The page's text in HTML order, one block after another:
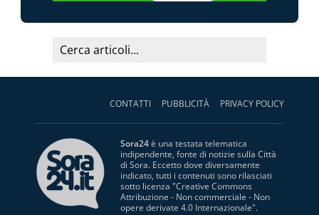
CONTATTI PUBBLICITÀ PRIVACY POLICY
Sora24è una testata telematica
indipendente, fonte di notizie sulla Città
di Sora. Eccetto dove diversamente
indicato, tutti i contenuti sono rilasciati
sotto licenza "Creative Commons
Attribuzione - Non commerciale - Non
opere derivate 4.0 Internazionale".